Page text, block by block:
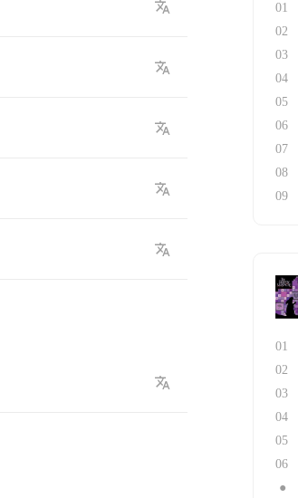
01
02
03
04
05
06
07
08
09
01
02
03
04
05
06
●